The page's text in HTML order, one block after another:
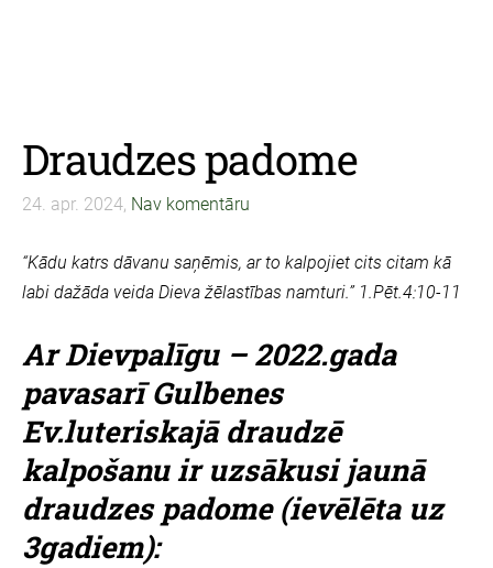
Draudzes padome
24. apr. 2024, Nav komentāru
“Kādu katrs dāvanu saņēmis, ar to kalpojiet cits citam kā
labi dažāda veida Dieva žēlastības namturi.”1.Pēt.4:10-11
Ar Dievpalīgu – 2022.gada
pavasarī Gulbenes
Ev.luteriskajā draudzē
kalpošanu ir uzsākusijaunā
draudzes padome (ievēlēta uz
3gadiem):